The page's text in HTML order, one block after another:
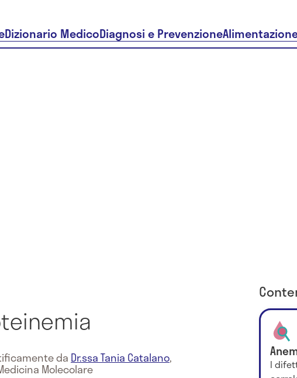
Dizionario MedicoDiagnosi e Prevenzione
da Dr.ssa Tania Catalano,
Molecolare
I